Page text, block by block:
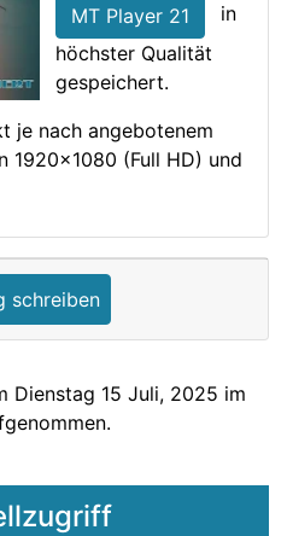
MT Player 21
in
höchster Qualität
gespeichert.
je nach angebotenem
1920x1080 (Full HD) und
schreiben
Dienstag 15 Juli, 2025 im